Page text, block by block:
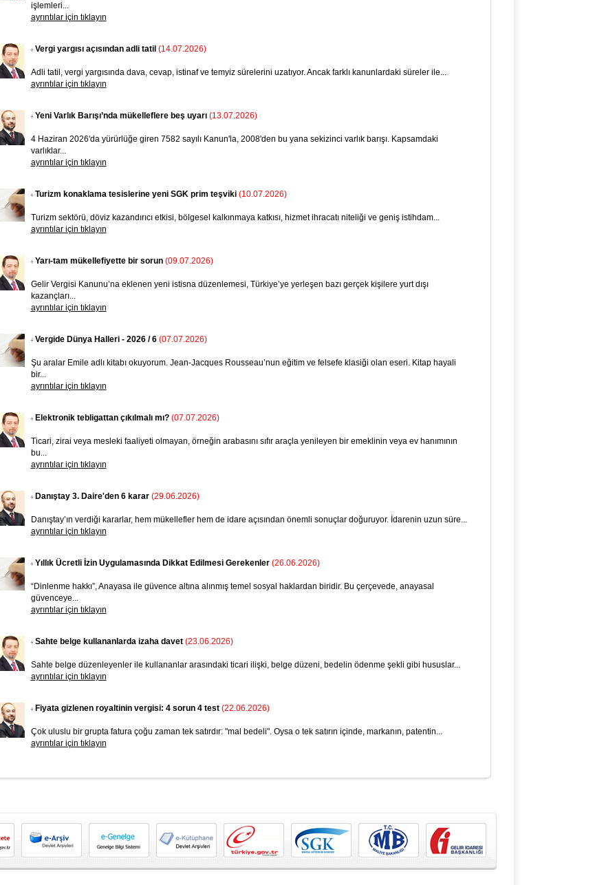
işlemleri...
ayrıntılar için tıklayın
Vergi yargısı açısından adli tatil (14.07.2026)
Adli tatil, vergi yargısında dava, cevap, istinaf ve temyiz sürelerini uzatıyor. Ancak farklı kanunlardaki süreler ile...
ayrıntılar için tıklayın
Yeni Varlık Barışı’nda mükelleflere beş uyarı (13.07.2026)
4 Haziran 2026'da yürürlüğe giren 7582 sayılı Kanun'la, 2008'den bu yana sekizinci var­lık barışı. Kapsamdaki
varlıklar...
ayrıntılar için tıklayın
Turizm konaklama tesislerine yeni SGK prim teşviki (10.07.2026)
Turizm sektörü, döviz kazandırıcı etkisi, bölgesel kalkınmaya katkısı, hizmet ihracatı niteliği ve geniş istihdam...
ayrıntılar için tıklayın
Yarı-tam mükellefiyette bir sorun (09.07.2026)
Gelir Vergisi Kanunu’na eklenen yeni istisna düzenlemesi, Türkiye’ye yerleşen bazı gerçek kişilere yurt dışı
kazançları...
ayrıntılar için tıklayın
Vergide Dünya Halleri - 2026 / 6 (07.07.2026)
Şu aralar Emile adlı kitabı okuyorum. Jean-Jacques Rousseau’nun eğitim ve felsefe klasiği olan eseri. Kitap hayali
bir...
ayrıntılar için tıklayın
Elektronik tebligattan çıkılmalı mı? (07.07.2026)
Ticari, zirai veya mesleki faaliyeti olmayan, örneğin arabasını sıfır araçla yenileyen bir emeklinin veya ev hanımının
bu...
ayrıntılar için tıklayın
Danıştay 3. Daire'den 6 karar (29.06.2026)
Danıştay’ın verdiği kararlar, hem mükellefler hem de ida­re açısından önemli sonuçlar do­ğuruyor. İdarenin uzun süre...
ayrıntılar için tıklayın
Yıllık Ücretli İzin Uygulamasında Dikkat Edilmesi Gerekenler (26.06.2026)
“Dinlenme hakkı”, Anayasa ile güvence altına alınmış temel sosyal haklardan biridir. Bu çerçevede, anayasal
güvenceye...
ayrıntılar için tıklayın
Sahte belge kullananlarda izaha davet (23.06.2026)
Sahte belge düzenleyenler ile kullananlar arasındaki ticari ilişki, belge düzeni, bedelin ödenme şekli gibi hususlar...
ayrıntılar için tıklayın
Fiyata gizlenen royaltinin vergisi: 4 sorun 4 test (22.06.2026)
Çok uluslu bir grupta fatu­ra çoğu zaman tek satır­dır: "mal bedeli". Oysa o tek satırın içinde, markanın, pa­tentin...
ayrıntılar için tıklayın